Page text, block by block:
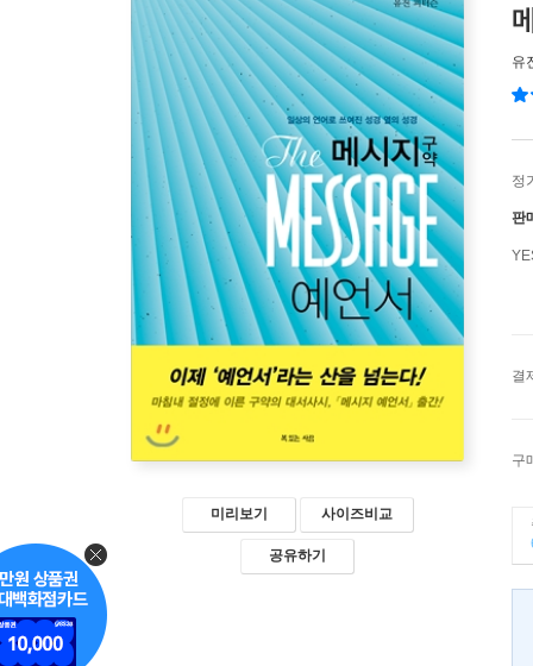
미리보기 사이즈비교
공유하기
유
정
판
결
구